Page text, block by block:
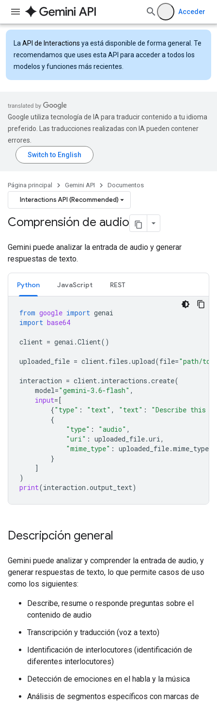
Acceder
La API de Interactions ya está disponible de forma general. Te
recomendamos que uses esta API para acceder a todos los
modelos y funciones más recientes.
Google utiliza tecnología de IA para traducir contenido a tu idioma
preferido. Las traducciones realizadas con IA pueden contener
errores.
Página principal Gemini API Documentos
Interactions API (Recommended)
Comprensión de audio
Gemini puede analizar la entrada de audio y generar
respuestas de texto.
Python JavaScript REST
from google import genai
import base64
client = genai .Client()
uploaded_file = client. files .upload(file="path/to/
interaction = client. interactions .create(
model="gemini-3.6-flash" ,
input=[
{"type" : "text" , "text" :
"Describe this
{
"type" : "audio" ,
"uri" : uploaded_file.uri,
"mime_type" : uploaded_file.mime_type
}
]
)
print(interaction .output_text)
Descripción general
Gemini puede analizar y comprender la entrada de audio, y
generar respuestas de texto, lo que permite casos de uso
como los siguientes:
Describe, resume o responde preguntas sobre el
contenido de audio
Transcripción y traducción (voz a texto)
Identificación de interlocutores (identificación de
diferentes interlocutores)
Detección de emociones en el habla y la música
Análisis de segmentos específicos con marcas de